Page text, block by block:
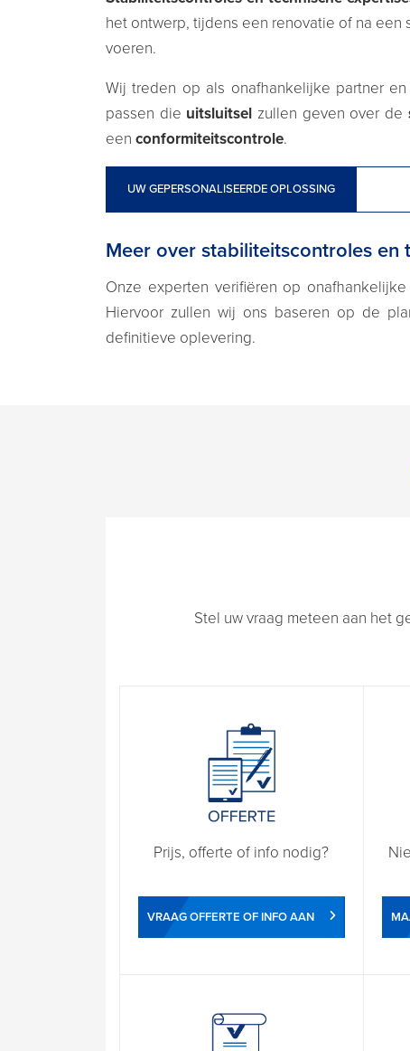
het ontwerp, tijdens een renovatie of na
voeren.
Wij treden op als onafhankelijke partner
passen die uitsluitsel zullen geven over de
een conformiteitscontrole.
UW GEPERSONALISEERDE OPLOSSING
Meer over stabiliteitscontroles en
Onze experten verifiëren op
Hiervoor zullen wij ons baseren op de
definitieve oplevering.
Stel uw vraag meteen aan het
Prijs, offerte of info nodig?
VRAAG OFFERTE OF INFO AAN